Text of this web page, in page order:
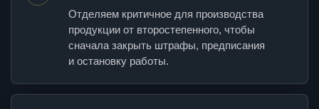
Отделяем критичное для производства
продукции от второстепенного, чтобы
сначала закрыть штрафы, предписания
и остановку работы.